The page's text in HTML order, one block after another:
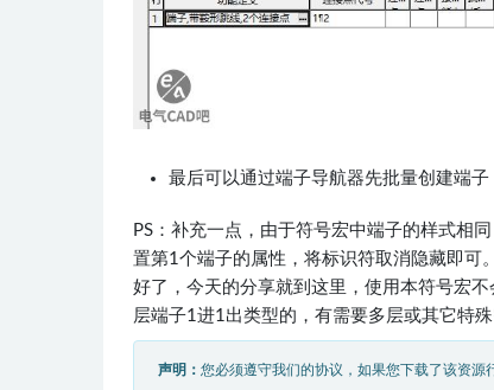
最后可以通过端子导航器先批量创建端
PS：补充一点，由于符号宏中端子的样式相
置第1个端子的属性，将标识符取消隐藏即可
好了，今天的分享就到这里，使用本符号宏
层端子1进1出类型的，有需要多层或其它特
声明： 您必须遵守我们的协议，如果您下载了该资